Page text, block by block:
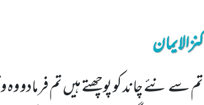
کنزالایمان
تم سے نئے چاند کو پوچھتے ہیں تم فرمادو